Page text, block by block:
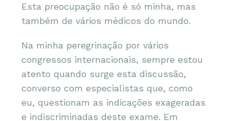
Esta preocupação não é só minha, mas
também de vários médicos do mundo.
Na minha peregrinação por vários
congressos internacionais, sempre estou
atento quando surge esta discussão,
converso com especialistas que, como
eu, questionam as indicações exageradas
e indiscriminadas deste exame. Em